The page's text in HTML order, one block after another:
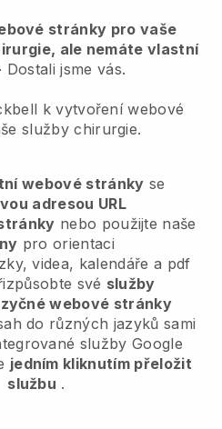
stránky pro vaše
ale nemáte vlastní
Dostali jsme vás.
k vytvoření webové
služby chirurgie.
webové stránky se
adresou URL
nebo použijte naše
pro orientaci
videa, kalendáře a pdf
své služby
webové stránky
do různých jazyků sami
služby Google
jedním kliknutím přeložit
službu .